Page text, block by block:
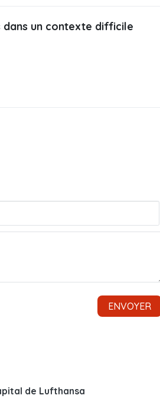
dans un contexte difficile
de Lufthansa